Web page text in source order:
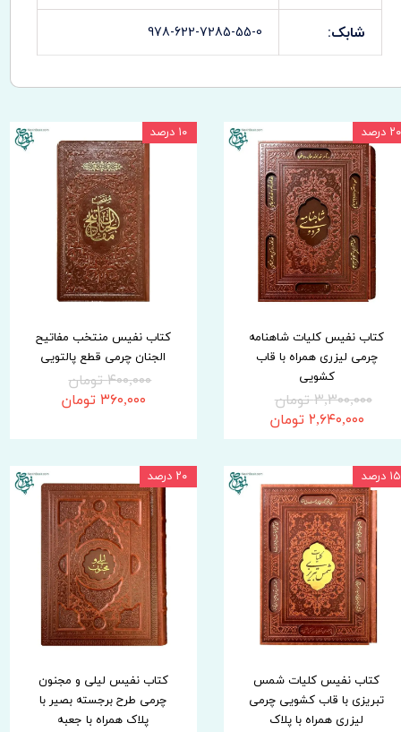
شابک: 978-622-7285-55-0
کتاب نفیس کلیات شاهنامه
چرمی لیزری همراه با قاب
کشویی
۳,۳۰۰,۰۰۰ تومان
۲,۶۴۰,۰۰۰ تومان
۲۰ درصد
کتاب نفیس منتخب مفاتیح
الجنان چرمی قطع پالتویی
۴۰۰,۰۰۰ تومان
۳۶۰,۰۰۰ تومان
۱۰ درصد
کتاب نفیس کلیات شمس
تبریزی با قاب کشویی چرمی
لیزری همراه با پلاک
۱۵ درصد
کتاب نفیس لیلی و مجنون
چرمی طرح برجسته بصیر با
پلاک همراه با جعبه
۲۰ درصد